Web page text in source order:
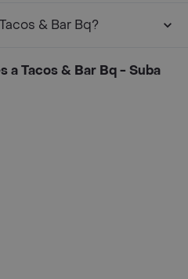
& Bar Bq?
a Tacos & Bar Bq - Suba